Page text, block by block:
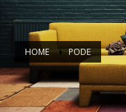
HOME PODE